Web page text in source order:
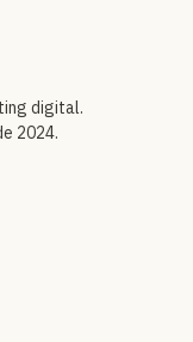
digital.
2024.